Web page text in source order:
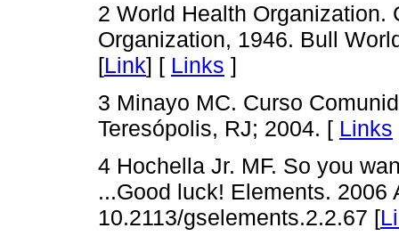
2 World Health Organization.
Organization, 1946. Bull
[Link] [ Links ]
3 Minayo MC. Curso
Teresópolis, RJ; 2004. [ Links
4 Hochella Jr. MF. So you
...Good luck! Elements. 2006
10.2113/gselements.2.2.67 [